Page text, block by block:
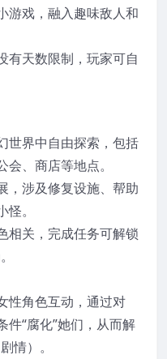
游戏，融入趣味敌人和
有天数限制，玩家可自
世界中自由探索，包括
、商店等地点。
，涉及修复设施、帮助
。
相关，完成任务可解锁
性角色互动，通过对
件“腐化”她们，从而解
情）。